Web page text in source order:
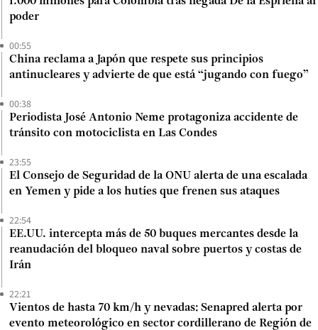
poder
00:55
China reclama a Japón que respete sus principios
antinucleares y advierte de que está “jugando con fuego”
00:38
Periodista José Antonio Neme protagoniza accidente de
tránsito con motociclista en Las Condes
23:55
El Consejo de Seguridad de la ONU alerta de una escalada
en Yemen y pide a los hutíes que frenen sus ataques
22:54
EE.UU. intercepta más de 50 buques mercantes desde la
reanudación del bloqueo naval sobre puertos y costas de
Irán
22:21
Vientos de hasta 70 km/h y nevadas: Senapred alerta por
evento meteorológico en sector cordillerano de Región de